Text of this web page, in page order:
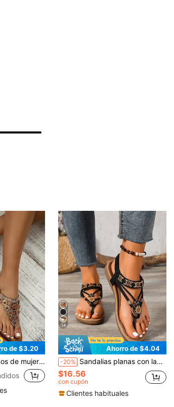
de $3.20
bohemio, cómodos para el verano, casuales
14
Ahorro de $4.04
-20% Sandalias planas con lazo en el dedo y cuentas florales de estilo bohemio 2026, zapatos romanos de playa con cordones vintage para mujer, chanclas, zapatos de verano
$16.56
con cupón
Clientes habituales